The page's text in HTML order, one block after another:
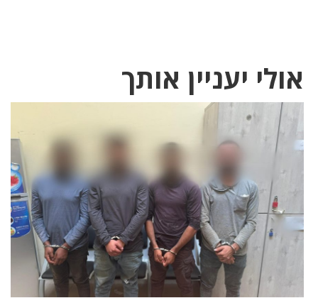
אולי יעניין אותך